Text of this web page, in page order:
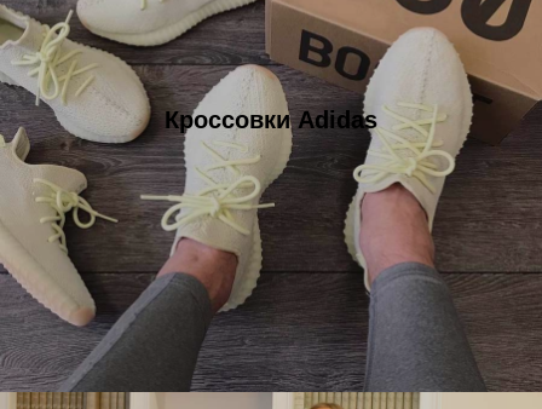
Кроссовки Adidas